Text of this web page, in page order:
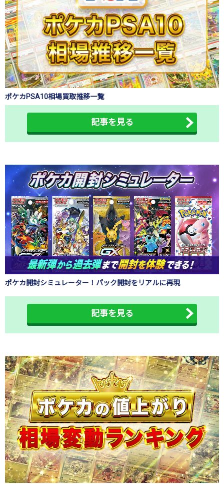
ポケカPSA10相場買取推移一覧
記事を見る
ポケカ開封シミュレーター！パック開封をリアルに再現
記事を見る